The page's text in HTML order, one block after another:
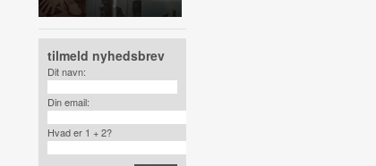
tilmeld nyhedsbrev
Dit navn:
Din email:
Hvad er 1 + 2?